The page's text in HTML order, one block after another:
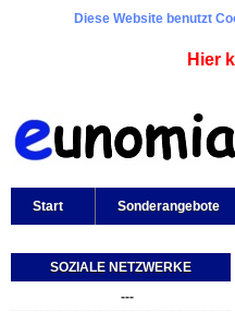
Diese Website benutzt
Hier
Start Sonderangebote
SOZIALE NETZWERKE
---